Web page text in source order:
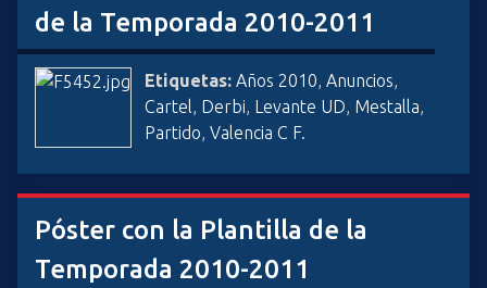
de la Temporada 2010-2011
Etiquetas: Años 2010, Anuncios,
Cartel, Derbi, Levante UD, Mestalla,
Partido, Valencia C F.
Póster con la Plantilla de la
Temporada 2010-2011